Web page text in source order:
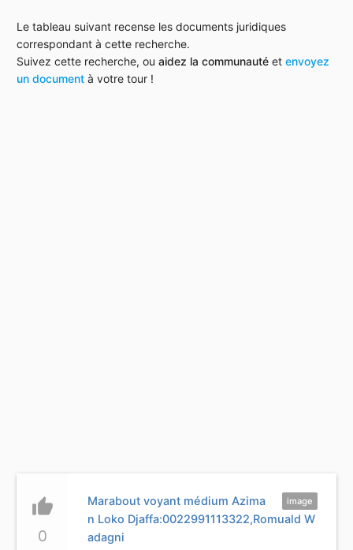
Le tableau suivant recense les documents juridiques
correspondant à cette recherche.
Suivez cette recherche, ou aidez la communauté et envoyez
un document à votre tour !
thumb_up
0
image
Marabout voyant médium Azima
n Loko Djaffa:0022991113322,Romuald W
adagni